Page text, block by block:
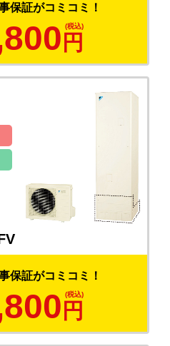
保証がコミコミ！
円
保証がコミコミ！
円